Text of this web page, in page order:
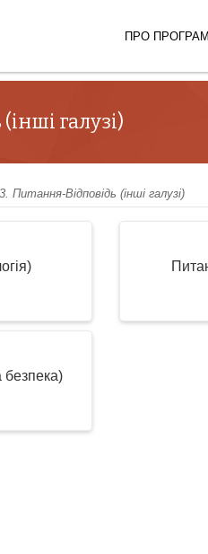
ПРО
галузі)
Питання-Відповідь (інші галузі)